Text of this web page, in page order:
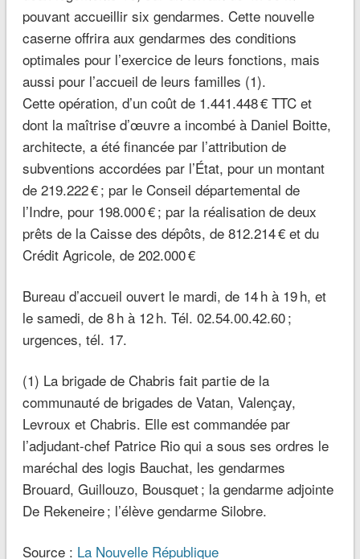
pouvant accueillir six gendarmes. Cette nouvelle
caserne offrira aux gendarmes des conditions
optimales pour l’exercice de leurs fonctions, mais
aussi pour l’accueil de leurs familles (1).
Cette opération, d’un coût de 1.441.448 € TTC et
dont la maîtrise d’œuvre a incombé à Daniel Boitte,
architecte, a été financée par l’attribution de
subventions accordées par l’État, pour un montant
de 219.222 € ; par le Conseil départemental de
l’Indre, pour 198.000 € ; par la réalisation de deux
prêts de la Caisse des dépôts, de 812.214 € et du
Crédit Agricole, de 202.000 €
Bureau d’accueil ouvert le mardi, de 14 h à 19 h, et
le samedi, de 8 h à 12 h. Tél. 02.54.00.42.60 ;
urgences, tél. 17.
(1) La brigade de Chabris fait partie de la
communauté de brigades de Vatan, Valençay,
Levroux et Chabris. Elle est commandée par
l’adjudant-chef Patrice Rio qui a sous ses ordres le
maréchal des logis Bauchat, les gendarmes
Brouard, Guillouzo, Bousquet ; la gendarme adjointe
De Rekeneire ; l’élève gendarme Silobre.
Source : La Nouvelle République